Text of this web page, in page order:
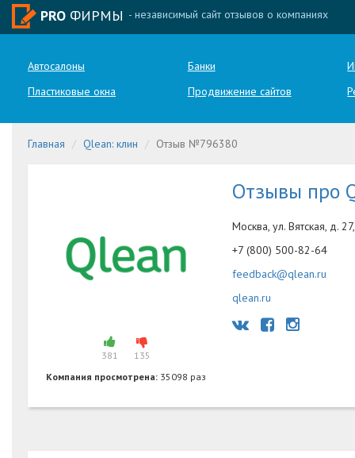
PRO ФИРМЫ - независимый сайт отзывов о компаниях
Автосалоны Банки
Пластиковые окна
Продвижение сайтов
Главная Qlean: клин Отзыв №796380
381
135
Компания просмотрена: 35098 раз
Отзывы про
Москва, ул. Вятская, д.
+7 (800) 500-82-64
feedback@qlean.ru
qlean.ru